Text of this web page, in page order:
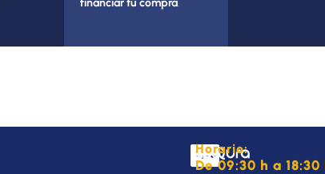
financiar tu compra.
Horario:
De 09:30 h a 18:30